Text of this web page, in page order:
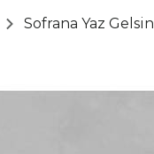
Sofrana Yaz Gelsin